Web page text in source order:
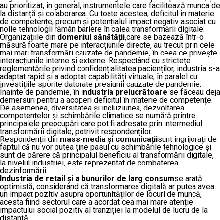
au prioritizat, în general, instrumentele care facilitează munca de
la distanță și colaborarea. Cu toate acestea, deficitul în materie
de competențe, precum și potențialul impact negativ asociat cu
noile tehnologii rămân bariere în calea transformării digitale.
Organizațiile din domeniul sănătății,care se bazează într-o
măsură foarte mare pe interacțiunile directe, au trecut prin cele
mai mari transformări cauzate de pandemie, în ceea ce privește
interacțiunile interne și externe. Respectând cu strictețe
reglementările privind confidențialitatea pacienților, industria s-a
adaptat rapid și a adoptat capabilități virtuale, în paralel cu
investițiile sporite datorate presiunii cauzate de pandemie.
Înainte de pandemie, în industria prelucrătoare se făceau deja
demersuri pentru a acoperi deficitul în materie de competențe.
De asemenea, diversitatea și incluziunea, dezvoltarea
competențelor și schimbările climatice se numără printre
principalele preocupări care pot fi adresate prin intermediul
transformării digitale, potrivit respondenților.
Respondenții din mass-media și comunicațiisunt îngrijorați de
faptul că nu vor putea ține pasul cu schimbările tehnologice și
sunt de părere că principalul beneficiu al transformării digitale,
la nivelul industriei, este reprezentat de combaterea
dezinformării.
Industria de retail și a bunurilor de larg consumse arată
optimistă, considerând că transformarea digitală ar putea avea
un impact pozitiv asupra oportunităților de locuri de muncă,
acesta fiind sectorul care a acordat cea mai mare atenție
impactului social pozitiv al tranziției la modelul de lucru de la
distanță.